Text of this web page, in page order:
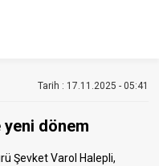
Tarih : 17.11.2025 - 05:41
dönem
Şevket Varol Halepli,